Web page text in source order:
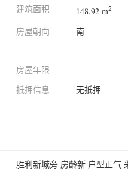
建筑面积
148.92 m2
房屋朝向 南
房屋年限
抵押信息
无抵押
胜利新城旁 房龄新 户型正气